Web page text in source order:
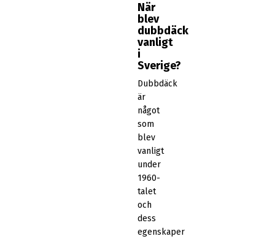
När
blev
dubbdäck
vanligt
i
Sverige?
Dubbdäck
är
något
som
blev
vanligt
under
1960-
talet
och
dess
egenskaper